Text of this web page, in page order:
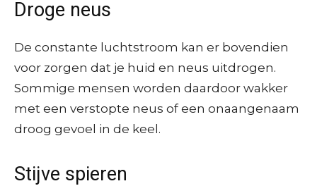
Droge neus
De constante luchtstroom kan er bovendien
voor zorgen dat je huid en neus uitdrogen.
Sommige mensen worden daardoor wakker
met een verstopte neus of een onaangenaam
droog gevoel in de keel.
Stijve spieren